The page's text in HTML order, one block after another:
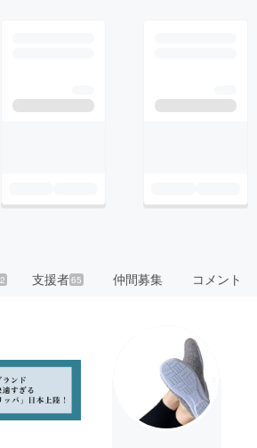
2 支援者65 仲間募集 コメント